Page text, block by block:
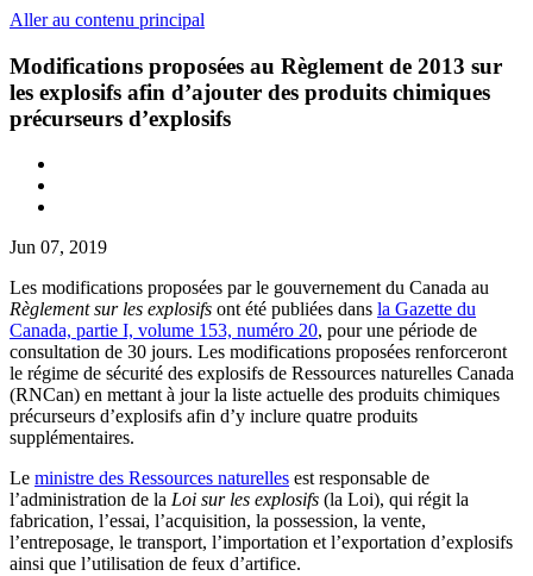
Aller au contenu principal
Modifications proposées au Règlement de 2013 sur
les explosifs afin d’ajouter des produits chimiques
précurseurs d’explosifs
Jun 07, 2019
Les modifications proposées par le gouvernement du Canada au
Règlement sur les explosifs ont été publiées dans la Gazette du
Canada, partie I, volume 153, numéro 20, pour une période de
consultation de 30 jours. Les modifications proposées renforceront
le régime de sécurité des explosifs de Ressources naturelles Canada
(RNCan) en mettant à jour la liste actuelle des produits chimiques
précurseurs d’explosifs afin d’y inclure quatre produits
supplémentaires.
Le ministre des Ressources naturelles est responsable de
l’administration de la Loi sur les explosifs (la Loi), qui régit la
fabrication, l’essai, l’acquisition, la possession, la vente,
l’entreposage, le transport, l’importation et l’exportation d’explosifs
ainsi que l’utilisation de feux d’artifice.